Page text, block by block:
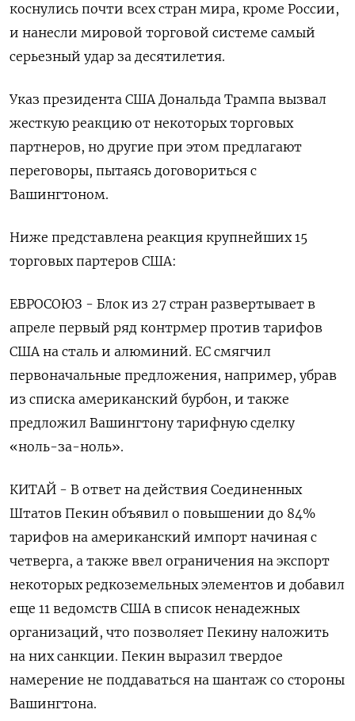
коснулись почти всех стран мира, кроме России,
и нанесли мировой торговой системе самый
серьезный удар за десятилетия.
Указ президента США Дональда Трампа вызвал
жесткую реакцию от некоторых торговых
партнеров, но другие при этом предлагают
переговоры, пытаясь договориться с
Вашингтоном.
Ниже представлена реакция крупнейших 15
торговых партеров США:
ЕВРОСОЮЗ - Блок из 27 стран развертывает в
апреле первый ряд контрмер против тарифов
США на сталь и алюминий. ЕС смягчил
первоначальные предложения, например, убрав
из списка американский бурбон, и также
предложил Вашингтону тарифную сделку
«ноль-за-ноль».
КИТАЙ - В ответ на действия Соединенных
Штатов Пекин объявил о повышении до 84%
тарифов на американский импорт начиная с
четверга, а также ввел ограничения на экспорт
некоторых редкоземельных элементов и добавил
еще 11 ведомств США в список ненадежных
организаций, что позволяет Пекину наложить
на них санкции. Пекин выразил твердое
намерение не поддаваться на шантаж со стороны
Вашингтона.